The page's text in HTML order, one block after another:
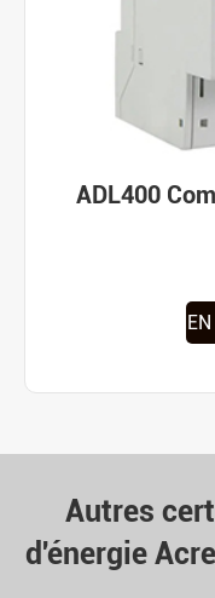
ADL400
Autres
d'énergie